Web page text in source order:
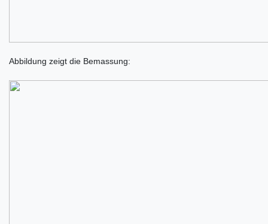
Abbildung zeigt die Bemassung: